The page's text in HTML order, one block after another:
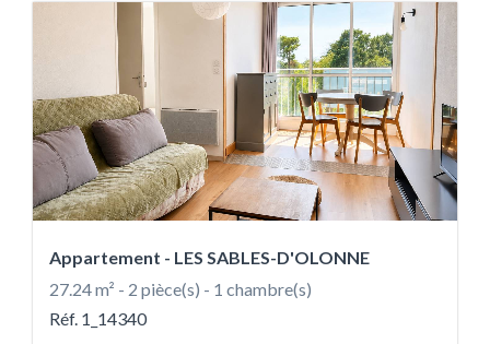
Appartement - LES SABLES-D'OLONNE
27.24 m² - 2 pièce(s) - 1 chambre(s)
Réf. 1_14340